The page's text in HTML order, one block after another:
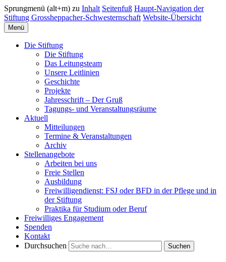
Sprungmenü (alt+m) zu Inhalt Seitenfuß Haupt-Navigation der
Stiftung Grossheppacher-Schwesternschaft Website-Übersicht
Menü
Die Stiftung
Die Stiftung
Das Leitungsteam
Unsere Leitlinien
Geschichte
Projekte
Jahresschrift – Der Gruß
Tagungs- und Veranstaltungsräume
Aktuell
Mitteilungen
Termine & Veranstaltungen
Archiv
Stellenangebote
Arbeiten bei uns
Freie Stellen
Ausbildung
Freiwilligendienst: FSJ oder BFD in der Pflege und in
der Stiftung
Praktika für Studium oder Beruf
Freiwilliges Engagement
Spenden
Kontakt
Durchsuchen
Suchen